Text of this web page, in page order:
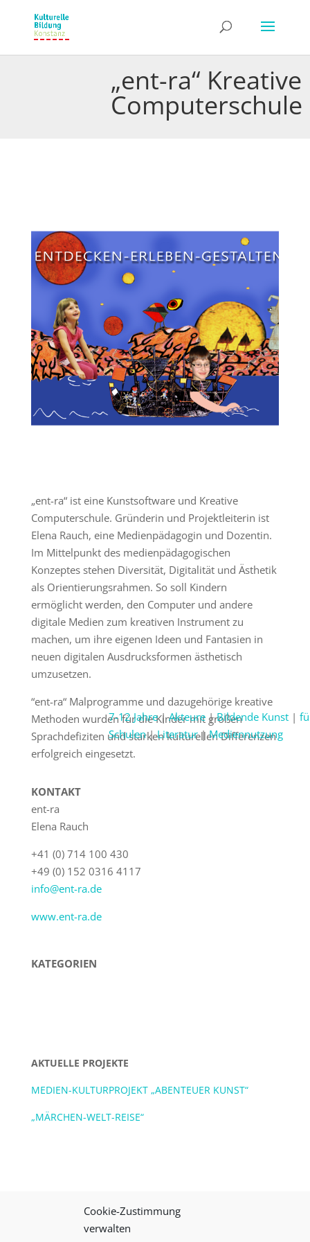
Cookie-Zustimmung
verwalten
„ent-ra“ Kreative
Computerschule
„ent-ra“ ist eine Kunstsoftware und Kreative
Computerschule. Gründerin und Projektleiterin ist
Elena Rauch, eine Medienpädagogin und Dozentin.
Im Mittelpunkt des medienpädagogischen
Konzeptes stehen Diversität, Digitalität und Ästhetik
als Orientierungsrahmen. So soll Kindern
ermöglicht werden, den Computer und andere
digitale Medien zum kreativen Instrument zu
machen, um ihre eigenen Ideen und Fantasien in
neuen digitalen Ausdrucksformen ästhetisch
umzusetzen.
“ent-ra“ Malprogramme und dazugehörige kreative
Methoden wurden für die Kinder mit großen
Sprachdefiziten und starken kulturellen Differenzen
erfolgreich eingesetzt.
KONTAKT
ent-ra
Elena Rauch
+41 (0) 714 100 430
+49 (0) 152 0316 4117
info@ent-ra.de
www.ent-ra.de
KATEGORIEN
7-12 Jahre|Akteure|Bildende Kunst|
Schulen|Literatur|Mediennutzung
AKTUELLE PROJEKTE
MEDIEN-KULTURPROJEKT „ABENTEUER KUNST“
„MÄRCHEN-WELT-REISE“